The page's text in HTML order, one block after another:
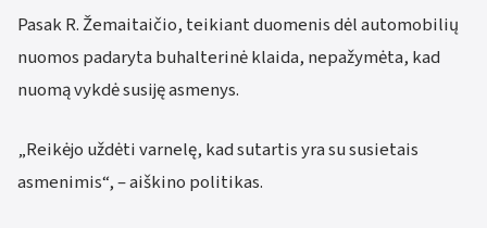
Pasak R. Žemaitaičio, teikiant duomenis dėl automobilių
nuomos padaryta buhalterinė klaida, nepažymėta, kad
nuomą vykdė susiję asmenys.
„Reikėjo uždėti varnelę, kad sutartis yra su susietais
asmenimis“, – aiškino politikas.